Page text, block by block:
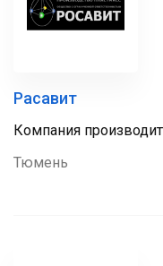
Расавит
Компания
Тюмень